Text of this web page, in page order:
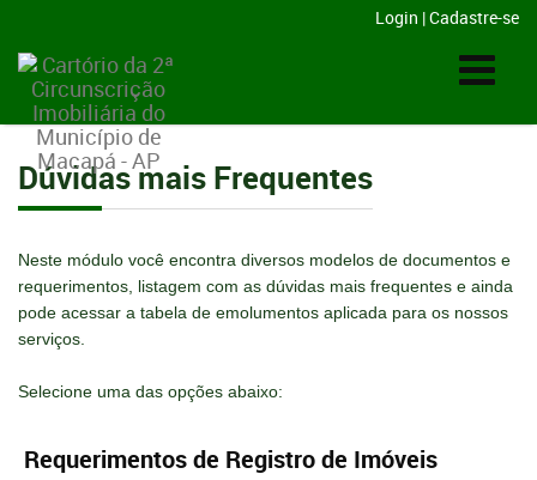
Login |Cadastre-se
Dúvidas mais Frequentes
Neste módulo você encontra diversos modelos de documentos e
requerimentos, listagem com as dúvidas mais frequentes e ainda
pode acessar a tabela de emolumentos aplicada para os nossos
serviços.
Selecione uma das opções abaixo:
Requerimentos de Registro de Imóveis